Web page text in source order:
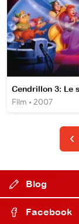
Film • 2007
Blog
Facebook